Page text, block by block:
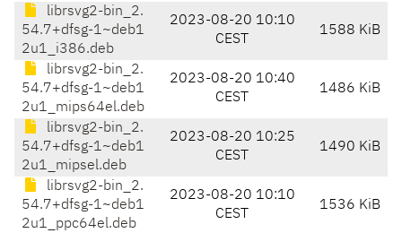
librsvg2-bin_2.
54.7+dfsg-1~deb1
2u1_i386.deb
2023-08-20 10:10
CEST
1588 KiB
librsvg2-bin_2.
54.7+dfsg-1~deb1
2u1_mips64el.deb
2023-08-20 10:40
CEST
1486 KiB
librsvg2-bin_2.
54.7+dfsg-1~deb1
2u1_mipsel.deb
2023-08-20 10:25
CEST
1490 KiB
librsvg2-bin_2.
54.7+dfsg-1~deb1
2u1_ppc64el.deb
2023-08-20 10:10
CEST
1536 KiB